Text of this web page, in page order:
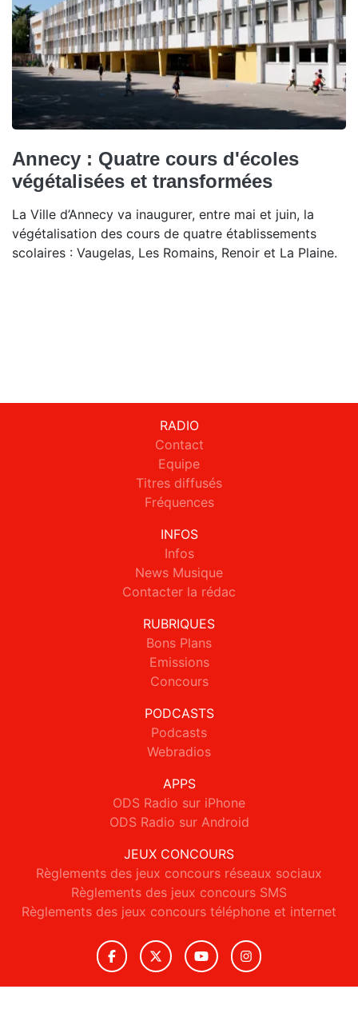
Annecy : Quatre cours d'écoles
végétalisées et transformées
La Ville d’Annecy va inaugurer, entre mai et juin, la
végétalisation des cours de quatre établissements
scolaires : Vaugelas, Les Romains, Renoir et La Plaine.
RADIO
Contact
Equipe
Titres diffusés
Fréquences
INFOS
Infos
News Musique
Contacter la rédac
RUBRIQUES
Bons Plans
Emissions
Concours
PODCASTS
Podcasts
Webradios
APPS
ODS Radio sur iPhone
ODS Radio sur Android
JEUX CONCOURS
Règlements des jeux concours réseaux sociaux
Règlements des jeux concours SMS
Règlements des jeux concours téléphone et internet